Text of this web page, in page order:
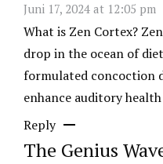
Juni 17, 2024 at 12:05 pm
What is Zen Cortex?
drop in the ocean of
formulated concoction
enhance auditory
Reply
The Genius